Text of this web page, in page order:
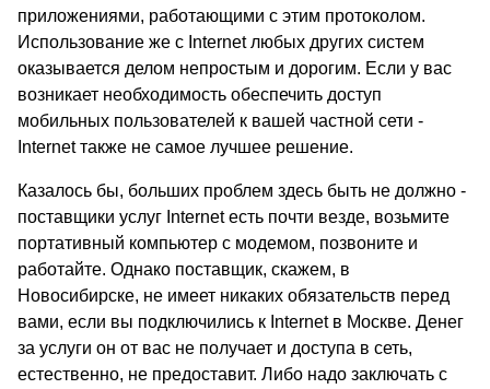
приложениями, работающими с этим протоколом.
Использование же с Internet любых других систем
оказывается делом непростым и дорогим. Если у вас
возникает необходимость обеспечить доступ
мобильных пользователей к вашей частной сети -
Internet также не самое лучшее решение.
Казалось бы, больших проблем здесь быть не должно -
поставщики услуг Internet есть почти везде, возьмите
портативный компьютер с модемом, позвоните и
работайте. Однако поставщик, скажем, в
Новосибирске, не имеет никаких обязательств перед
вами, если вы подключились к Internet в Москве. Денег
за услуги он от вас не получает и доступа в сеть,
естественно, не предоставит. Либо надо заключать с